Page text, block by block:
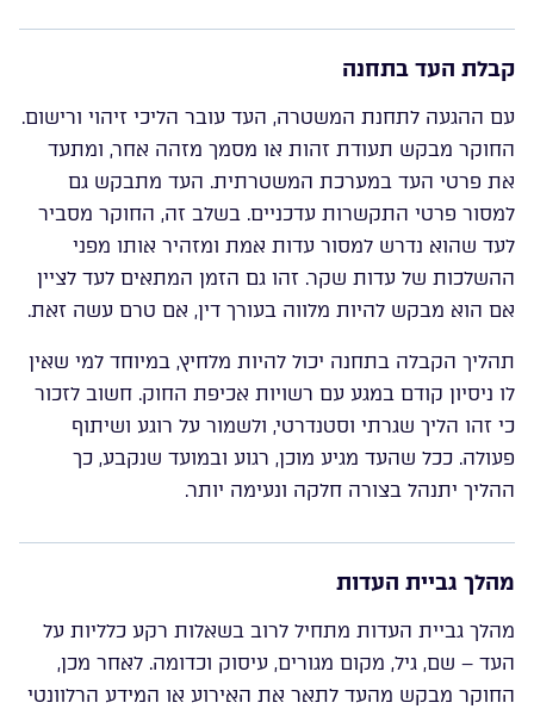
קבלת העד בתחנה
עם ההגעה לתחנת המשטרה, העד עובר הליכי זיהוי ורישום.
החוקר מבקש תעודת זהות או מסמך מזהה אחר, ומתעד
את פרטי העד במערכת המשטרתית. העד מתבקש גם
למסור פרטי התקשרות עדכניים. בשלב זה, החוקר מסביר
לעד שהוא נדרש למסור עדות אמת ומזהיר אותו מפני
ההשלכות של עדות שקר. זהו גם הזמן המתאים לעד לציין
אם הוא מבקש להיות מלווה בעורך דין, אם טרם עשה זאת.
תהליך הקבלה בתחנה יכול להיות מלחיץ, במיוחד למי שאין
לו ניסיון קודם במגע עם רשויות אכיפת החוק. חשוב לזכור
כי זהו הליך שגרתי וסטנדרטי, ולשמור על רוגע ושיתוף
פעולה. ככל שהעד מגיע מוכן, רגוע ובמועד שנקבע, כך
ההליך יתנהל בצורה חלקה ונעימה יותר.
מהלך גביית העדות
מהלך גביית העדות מתחיל לרוב בשאלות רקע כלליות על
העד – שם, גיל, מקום מגורים, עיסוק וכדומה. לאחר מכן,
החוקר מבקש מהעד לתאר את האירוע או המידע הרלוונטי